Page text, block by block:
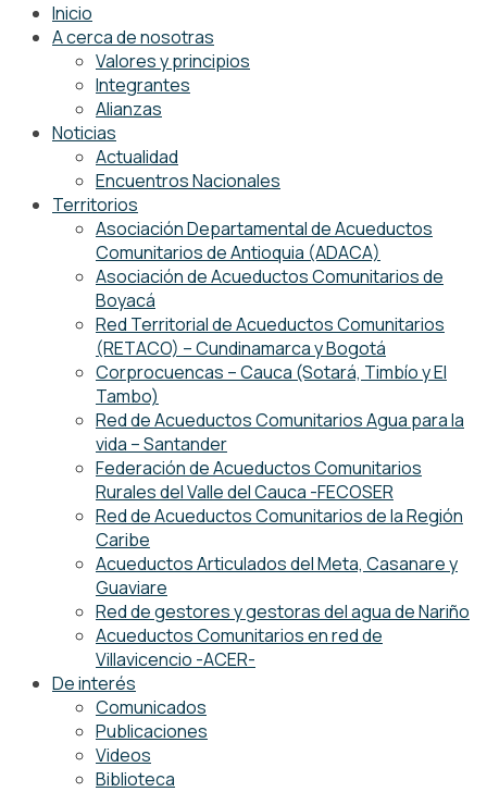
Inicio
A cerca de nosotras
Valores y principios
Integrantes
Alianzas
Noticias
Actualidad
Encuentros Nacionales
Territorios
Asociación Departamental de Acueductos
Comunitarios de Antioquia (ADACA)
Asociación de Acueductos Comunitarios de
Boyacá
Red Territorial de Acueductos Comunitarios
(RETACO) – Cundinamarca y Bogotá
Corprocuencas – Cauca (Sotará, Timbío y El
Tambo)
Red de Acueductos Comunitarios Agua para la
vida – Santander
Federación de Acueductos Comunitarios
Rurales del Valle del Cauca -FECOSER
Red de Acueductos Comunitarios de la Región
Caribe
Acueductos Articulados del Meta, Casanare y
Guaviare
Red de gestores y gestoras del agua de Nariño
Acueductos Comunitarios en red de
Villavicencio -ACER-
De interés
Comunicados
Publicaciones
Videos
Biblioteca